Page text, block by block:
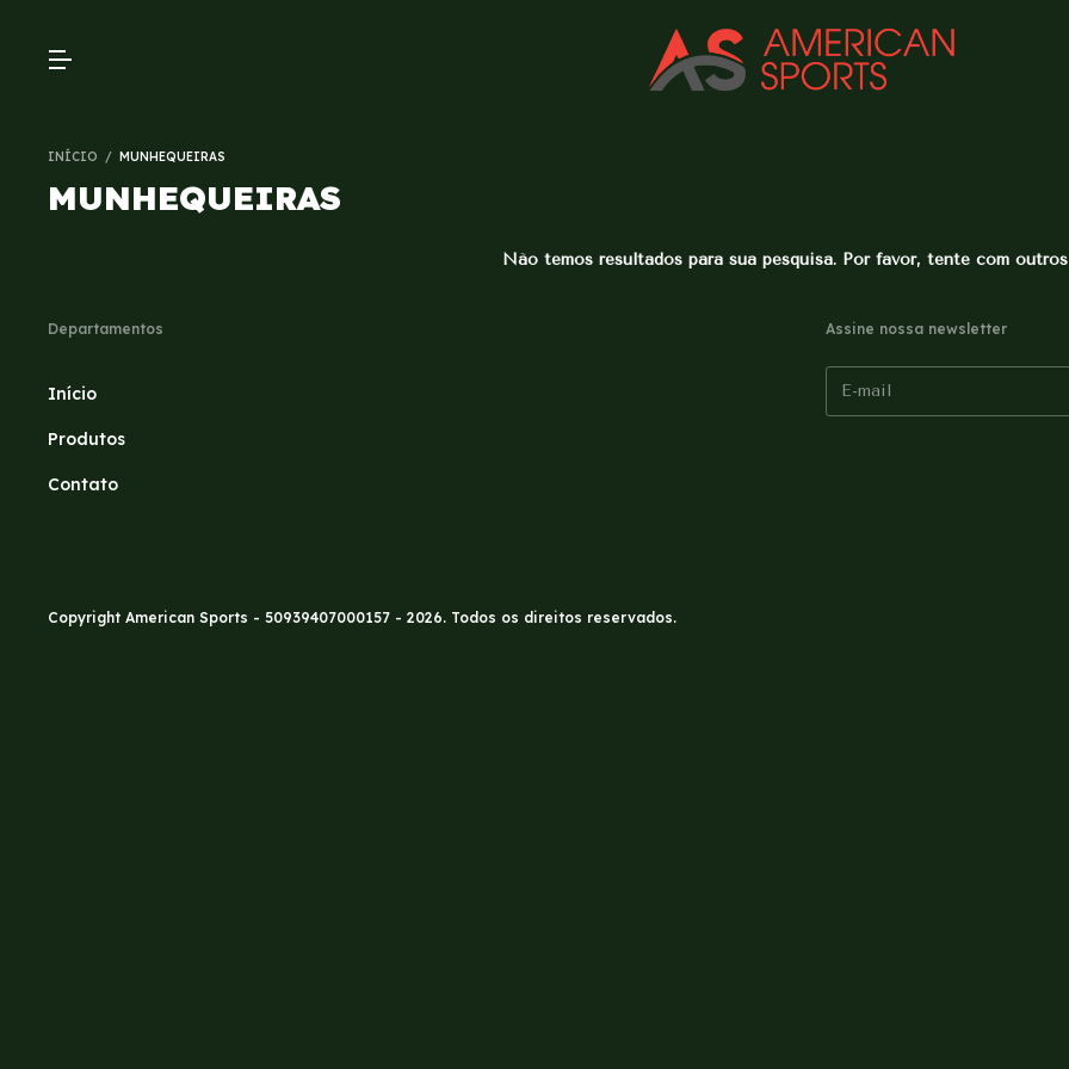
INÍCIO / MUNHEQUEIRAS
MUNHEQUEIRAS
Não temos resultados para sua pesquisa. Por favor, tente com
Departamentos
Início
Produtos
Contato
Assine nossa newsletter
Copyright American Sports - 50939407000157 - 2026. Todos os direitos reservados.